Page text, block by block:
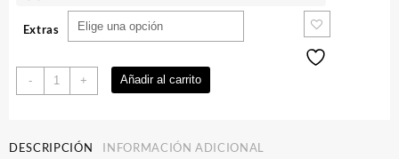
Extras
-
Signcut
Pro
Licencia
+ Añadir al carrito
DESCRIPCIÓN INFORMACIÓN ADICIONAL